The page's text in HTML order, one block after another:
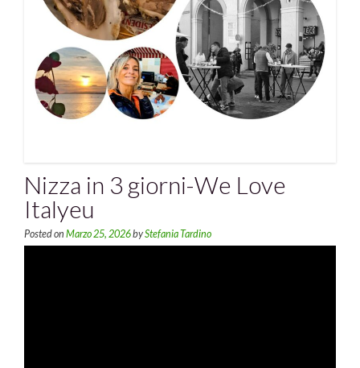
Nizza in 3 giorni-We Love
Italyeu
Posted on Marzo 25, 2026byStefania Tardino